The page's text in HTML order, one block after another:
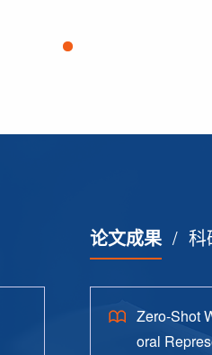
论文成果/ 科
Zero-Shot
oral